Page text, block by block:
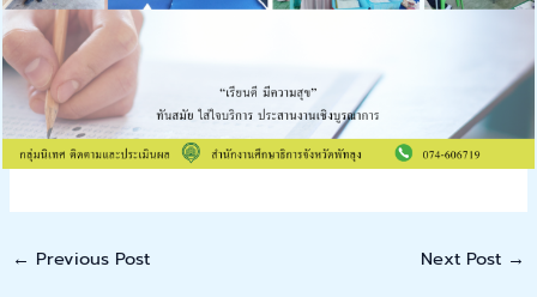
← Previous Post Next Post →